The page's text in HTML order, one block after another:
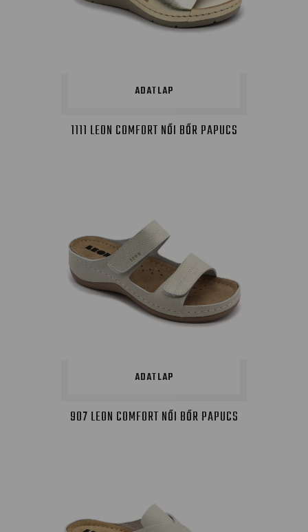
ADATLAP
1111 LEON COMFORT NŐI BŐR PAPUCS
ADATLAP
907 LEON COMFORT NŐI BŐR PAPUCS